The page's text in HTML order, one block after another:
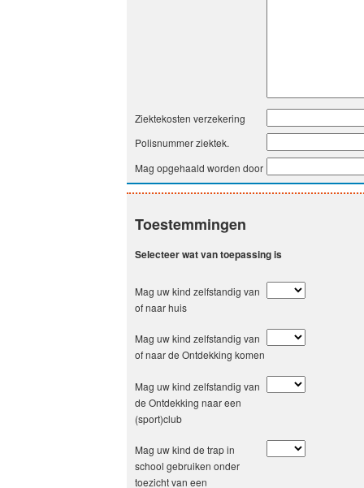
Ziektekosten verzekering
Polisnummer ziektek.
Mag opgehaald worden door
Toestemmingen
Selecteer wat van toepassing is
Mag uw kind zelfstandig van
of naar huis
Mag uw kind zelfstandig van
of naar de Ontdekking komen
Mag uw kind zelfstandig van
de Ontdekking naar een
(sport)club
Mag uw kind de trap in
school gebruiken onder
toezicht van een